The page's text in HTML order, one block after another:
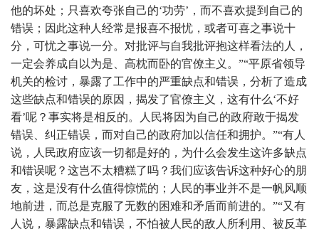
他的坏处；只喜欢夸张自己的‘功劳’，而不喜欢提到自己的
错误；因此这种人经常是报喜不报忧，或者可喜之事说十
分，可忧之事说一分。对批评与自我批评抱这样看法的人，
一定会养成自以为是、高枕而卧的官僚主义。”“平原省领导
机关的检讨，暴露了工作中的严重缺点和错误，分析了造成
这些缺点和错误的原因，揭发了官僚主义，这有什么‘不好
看’呢？事实将是相反的。人民将因为自己的政府敢于揭发
错误、纠正错误，而对自己的政府加以信任和拥护。”“有人
说，人民政府应该一切都是好的，为什么会发生这许多缺点
和错误呢？这岂不太糟糕了吗？我们应该告诉这种好心的朋
友，这是没有什么值得惊慌的；人民的事业并不是一帆风顺
地前进，而总是克服了无数的困难和矛盾而前进的。”“又有
人说，暴露缺点和错误，不怕被人民的敌人所利用、被反革